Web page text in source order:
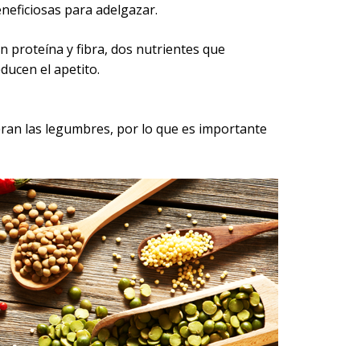
para adelgazar.
proteína y fibra, dos nutrientes que
el apetito.
las legumbres, por lo que es importante